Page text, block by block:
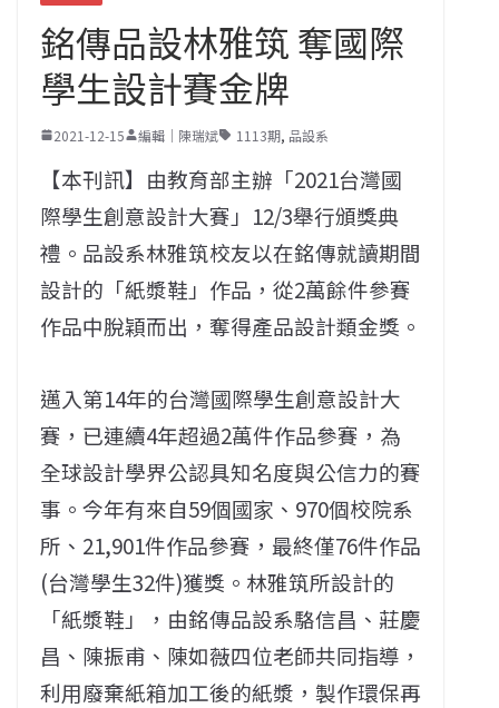
銘傳品設林雅筑 奪國際
學生設計賽金牌
2021-12-15 編輯｜陳瑞斌 1113期, 品設系
【本刊訊】由教育部主辦「2021台灣國
際學生創意設計大賽」12/3舉行頒獎典
禮。品設系林雅筑校友以在銘傳就讀期間
設計的「紙漿鞋」作品，從2萬餘件參賽
作品中脫穎而出，奪得產品設計類金獎。
邁入第14年的台灣國際學生創意設計大
賽，已連續4年超過2萬件作品參賽，為
全球設計學界公認具知名度與公信力的賽
事。今年有來自59個國家、970個校院系
所、21,901件作品參賽，最終僅76件作品
(台灣學生32件)獲獎。 林雅筑所設計的
「紙漿鞋」，由銘傳品設系駱信昌、莊慶
昌、陳振甫、陳如薇四位老師共同指導，
利用廢棄紙箱加工後的紙漿，製作環保再